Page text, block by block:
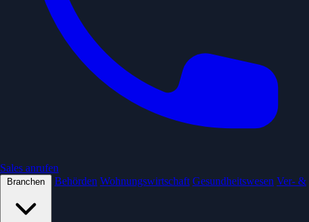
Sales anrufen
Behörden Wohnungswirtschaft Gesundheitswesen Ver- &